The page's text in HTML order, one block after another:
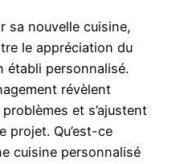
sa nouvelle cuisine,
le appréciation du
établi personnalisé.
révèlent
et s’ajustent
projet. Qu’est-ce
cuisine personnalisé